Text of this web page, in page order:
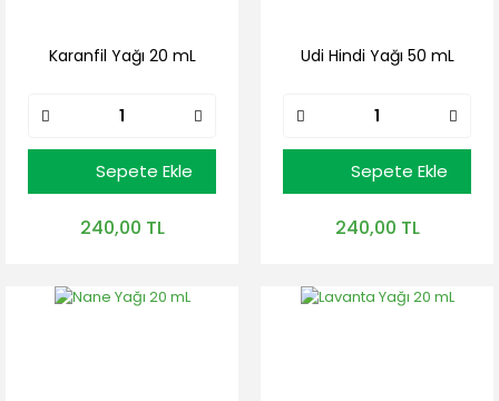
Karanfil Yağı 20 mL
Sepete Ekle
240,00 TL
Udi Hindi Yağı 50 mL
Sepete Ekle
240,00 TL